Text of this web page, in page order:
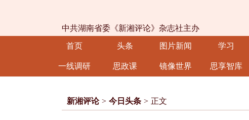
中共湖南省委《新湘评论》杂志社主办
首页 头条 图片新闻 学习
一线调研 思政课 镜像世界 思享智库
新湘评论 > 今日头条 > 正文